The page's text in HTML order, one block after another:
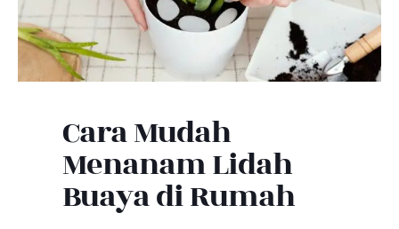
Cara Mudah
Menanam Lidah
Buaya di Rumah